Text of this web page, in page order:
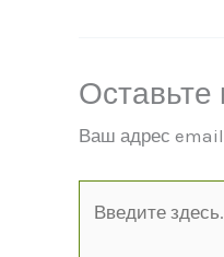
Оставьте
Ваш адрес email